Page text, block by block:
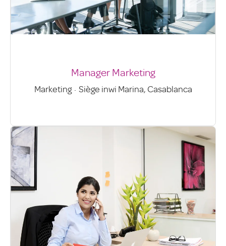
Manager Marketing
Marketing · Siège inwi Marina, Casablanca